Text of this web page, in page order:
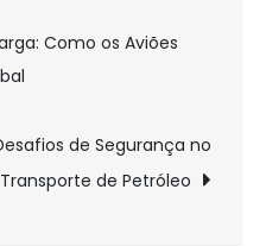
Como os Aviões
de Segurança no
Transporte de Petróleo